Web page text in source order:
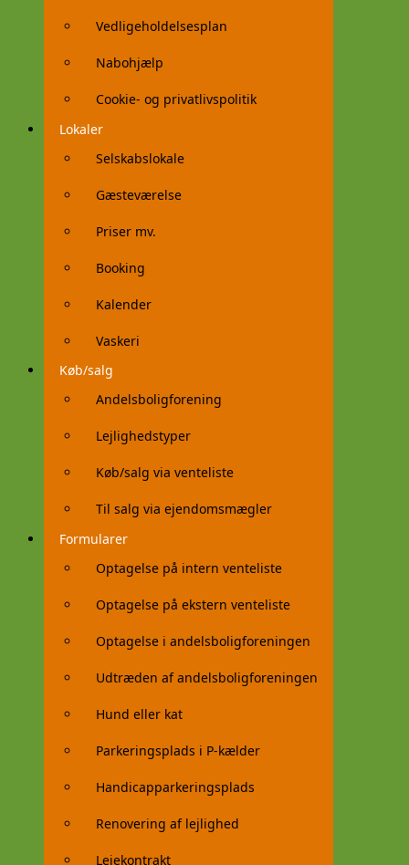
Vedligeholdelsesplan
Nabohjælp
Cookie- og privatlivspolitik
Lokaler
Selskabslokale
Gæsteværelse
Priser mv.
Booking
Kalender
Vaskeri
Køb/salg
Andelsboligforening
Lejlighedstyper
Køb/salg via venteliste
Til salg via ejendomsmægler
Formularer
Optagelse på intern venteliste
Optagelse på ekstern venteliste
Optagelse i andelsboligforeningen
Udtræden af andelsboligforeningen
Hund eller kat
Parkeringsplads i P-kælder
Handicapparkeringsplads
Renovering af lejlighed
Lejekontrakt